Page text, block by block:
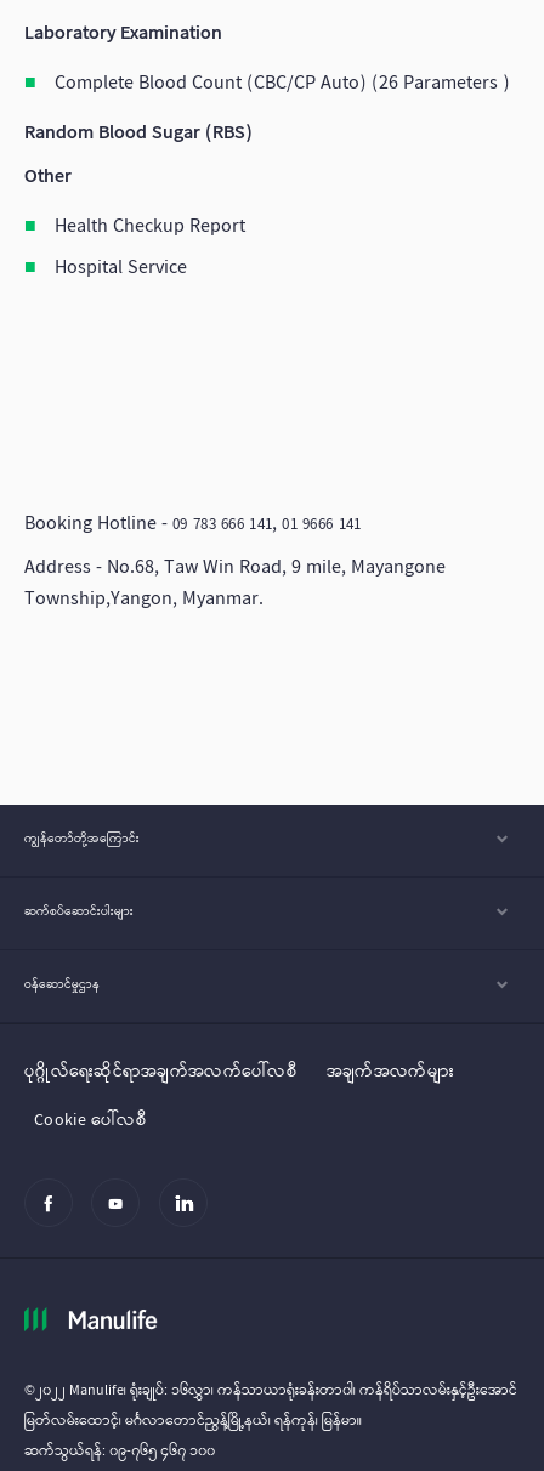
Laboratory Examination
Complete Blood Count (CBC/CP Auto) (26 Parameters )
Random Blood Sugar (RBS)
Other
Health Checkup Report
Hospital Service
Booking Hotline -09 783 666 141,01 9666 141
Address - No.68, Taw Win Road, 9 mile, Mayangone
Township,Yangon, Myanmar.
ကျွန်တော်တို့အ‌ကြောင်း
ဆက်စပ်ဆောင်းပါးများ
ဝန်ဆောင်မှုဌာန
ပုဂ္ဂိုလ်‌‌‌‌ရေးဆိုင်ရာအချက်အလက်ပေါ်လစီ
အချက်အလက်များ
Cookie ပေါ်လစီ
©၂၀၂၂ Manulife၊ ရုံးချုပ်: ၁၆လွှာ၊ ကန်သာယာရုံးခန်းတာ၀ါ၊ ကန်ရိပ်သာလမ်းနှင့်ဦးအောင်
မြတ်လမ်း‌‌ထောင့်၊ မင်္ဂလာတောင်ညွန့်မြို့နယ်၊ ရန်ကုန်၊ မြန်မာ။
ဆက်သွယ်ရန်: ၀၉-၇၆၅ ၄၆၇ ၁၀၀